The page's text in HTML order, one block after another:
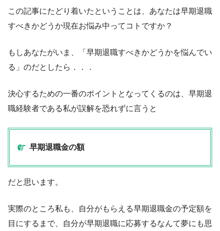
この記事にたどり着いたということは、あなたは早期退職
すべきかどうか現在お悩み中ってコトですか？
もしあなたがいま、「早期退職すべきかどうかを悩んでい
る」のだとしたら．．．
決心するための一番のポイントとなってくるのは、早期退
職経験者である私が誤解を恐れずに言うと
早期退職金の額
だと思います。
実際のところ私も、自分がもらえる早期退職金の予定額を
目にするまで、自分が早期退職に応募するなんて夢にも思